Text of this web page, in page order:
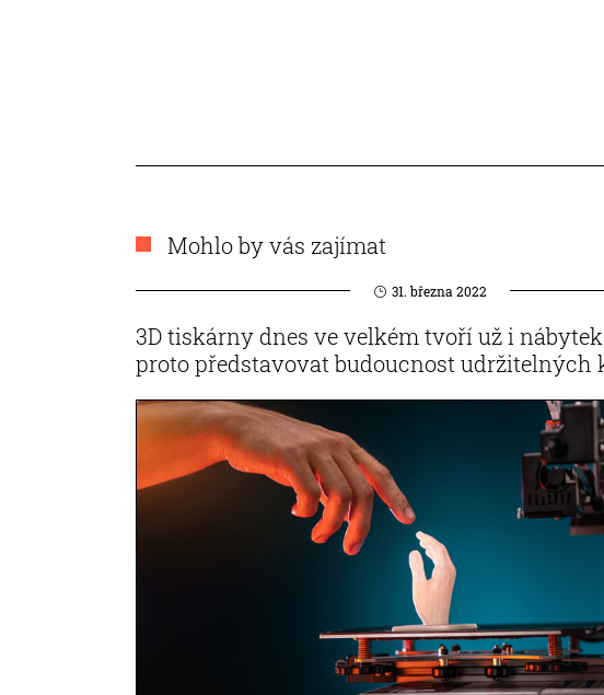
Mohlo by vás zajímat
31. března 2022
3D tiskárny dnes ve velkém tvoří už i
proto představovat budoucnost udržitelných